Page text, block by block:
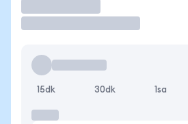
15dk 30dk 1sa